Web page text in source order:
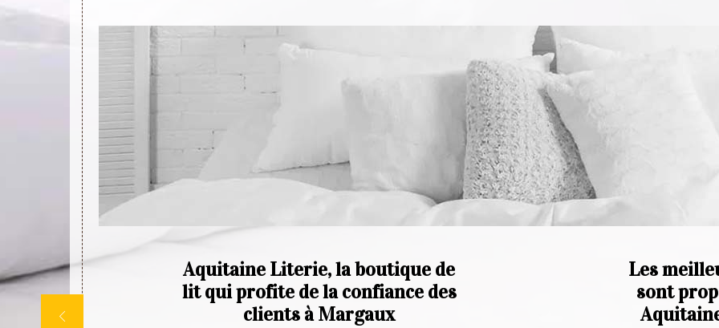
Aquitaine Literie, la boutique de
lit qui profite de la confiance des
clients à Margaux
Les
sont